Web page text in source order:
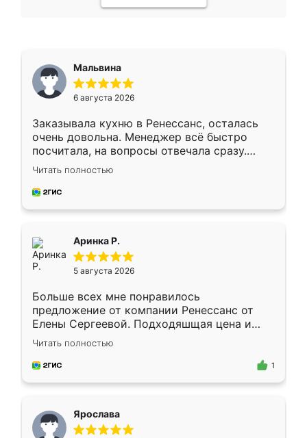
Мальвина
6 августа 2026
Заказывала кухню в Ренессанс, осталась
очень довольна. Менеджер всё быстро
посчитала, на вопросы отвечала сразу.
Замерщик приехал в субботу, подошёл к
делу со всей ответственностью. Собрали
за день, ребята работали аккуратно, даже
Читать полностью
Аринка Р.
5 августа 2026
Больше всех мне понравилось
предложение от компании Ренессанс от
Елены Сергеевой. Подходяшщая цена и
короткие сроки изготовления. Приехавший
для замера сотрудник Владислав
предложил по моему эскизу самый
Читать полностью
1
Ярослава